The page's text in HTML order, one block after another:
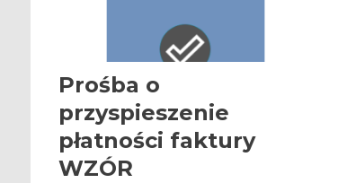
Prośba o
przyspieszenie
płatności faktury
WZÓR